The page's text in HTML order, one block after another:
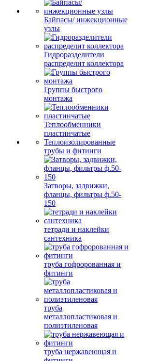
Байпасы/ инжекционные
узлы
Гидроразделители
распределит коллектора
Группы быстрого
монтажа
Теплообменники
пластинчатые
Теплоизолированные
трубы и фитинги
Затворы, задвижки,
фланцы, фильтры ф.50-
150
тетради и наклейки
сантехника
труба гофророванная и
фитинги
труба
металлопластиковая и
полиэтиленовая
труба нержавеющая и